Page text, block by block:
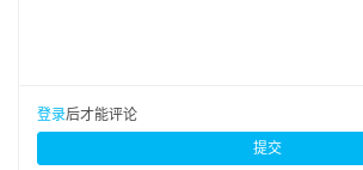
登录后才能评论
提交